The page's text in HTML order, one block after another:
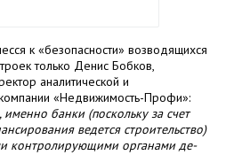
к «безопасности» возводящихся
только Денис Бобков,
аналитической и
«Недвижимость-Профи»:
именно банки (поскольку за счет
ведется строительство)
контролирующими органами де-